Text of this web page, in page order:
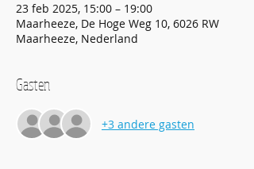
23 feb 2025, 15:00 – 19:00
Maarheeze, De Hoge Weg 10, 6026 RW
Maarheeze, Nederland
Gasten
+3 andere gasten